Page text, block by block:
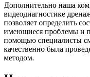
Дополнительно наша
видеодиагностике
позволяет определить
имеющиеся проблемы и
помощью специалисты
качественно была
методом.